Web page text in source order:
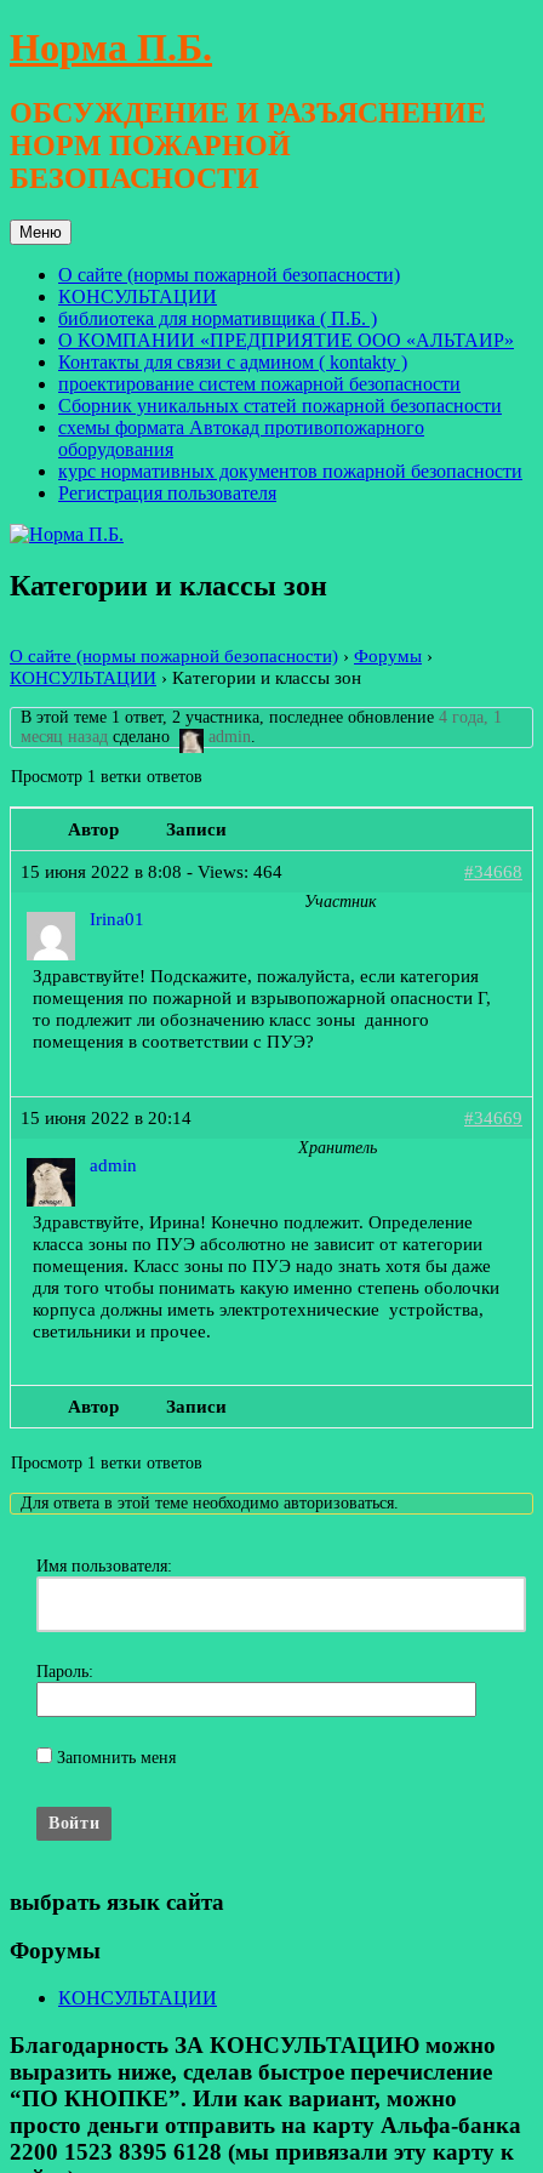
Перейти
к
Норма П.Б.
ОБСУЖДЕНИЕ И РАЗЪЯСНЕНИЕ
НОРМ ПОЖАРНОЙ
БЕЗОПАСНОСТИ
Меню
О сайте (нормы пожарной безопасности)
КОНСУЛЬТАЦИИ
библиотека для нормативщика ( П.Б. )
О КОМПАНИИ «ПРЕДПРИЯТИЕ ООО «АЛЬТАИР»
Контакты для связи с админом ( kontakty )
проектирование систем пожарной безопасности
Сборник уникальных статей пожарной безопасности
схемы формата Автокад противопожарного
оборудования
курс нормативных документов пожарной безопасности
Регистрация пользователя
Категории и классы зон
О сайте (нормы пожарной безопасности) › Форумы ›
КОНСУЛЬТАЦИИ › Категории и классы зон
В этой теме 1 ответ, 2 участника, последнее обновление4 года, 1
месяц назад сделано admin
Просмотр 1 ветки ответов
Автор Записи
15 июня 2022 в 8:08 - Views: 464 #34668
Irina01
Участник
Здравствуйте! Подскажите, пожалуйста, если категория
помещения по пожарной и взрывопожарной опасности Г,
то подлежит ли обозначению класс зоны данного
помещения в соответствии с ПУЭ?
15 июня 2022 в 20:14 #34669
admin
Хранитель
Здравствуйте, Ирина! Конечно подлежит. Определение
класса зоны по ПУЭ абсолютно не зависит от категории
помещения. Класс зоны по ПУЭ надо знать хотя бы даже
для того чтобы понимать какую именно степень оболочки
корпуса должны иметь электротехнические устройства,
светильники и прочее.
Автор Записи
Просмотр 1 ветки ответов
Для ответа в этой теме необходимо авторизоваться.
Имя пользователя:
Пароль:
Запомнить меня
Войти
выбрать язык сайта
Форумы
КОНСУЛЬТАЦИИ
Благодарность ЗА КОНСУЛЬТАЦИЮ можно
выразить ниже, сделав быстрое перечисление
“ПО КНОПКЕ”. Или как вариант, можно
просто деньги отправить на карту Альфа-банка
2200 1523 8395 6128 (мы привязали эту карту к